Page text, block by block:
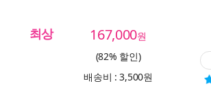
최상 167,000원
(82% 할인)
배송비 : 3,500원